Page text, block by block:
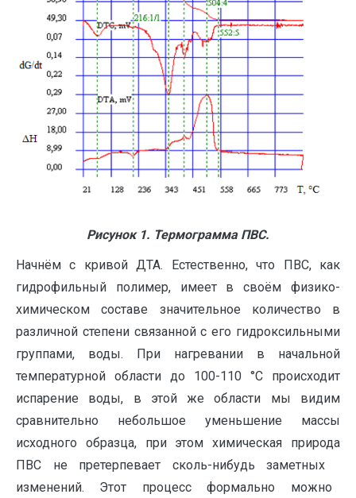
Рисунок 1. Термограмма ПВС.
Начнём с кривой ДТА. Естественно, что ПВС, как
гидрофильный полимер, имеет в своём физико-
химическом составе значительное количество в
различной степени связанной с его гидроксильными
группами, воды. При нагревании в начальной
температурной области до 100-110 °С происходит
испарение воды, в этой же области мы видим
сравнительно небольшое уменьшение массы
исходного образца, при этом химическая природа
ПВС не претерпевает сколь-нибудь заметных
изменений. Этот процесс формально можно